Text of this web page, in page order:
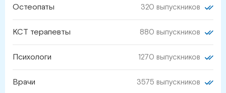
Остеопаты 320 выпускников
КСТ терапевты 880 выпускников
Психологи 1270 выпускников
Врачи 3575 выпускников